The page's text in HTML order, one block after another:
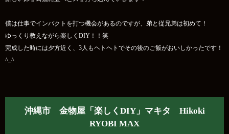
僕は仕事でインパクトを打つ機会があるのですが、弟と従兄弟は初めて！
ゆっくり教えながら楽しくDIY！！笑
完成した時には夕方近く、3人もヘトヘトでその後のご飯がおいしかったです！
^_^
沖縄市 金物屋「楽しくDIY」マキタ Hikoki
RYOBI MAX